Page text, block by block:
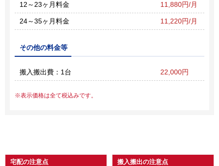
12～23ヶ月料金 11,880円/月
24～35ヶ月料金 11,220円/月
その他の料金等
搬入搬出費：1台 22,000円
表示価格は全て税込みです。
宅配の注意点 搬入搬出の注意点